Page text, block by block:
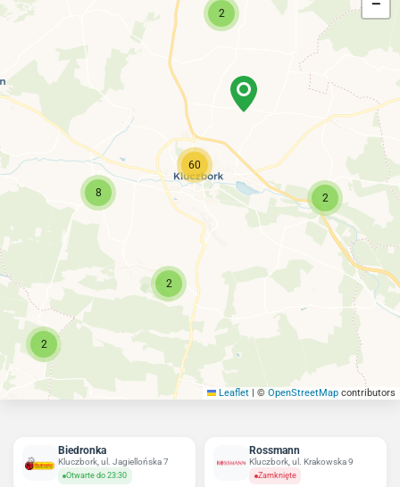
8
2
2
2
2
60
Leaflet | © OpenStreetMap contributors
Biedronka
Kluczbork, ul. Jagiellońska 7
Otwarte do 23:30
Rossmann
Kluczbork, ul. Krakowska 9
Zamknięte